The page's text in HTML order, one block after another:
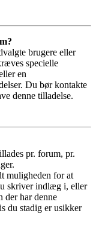
brugere eller
specielle
en
Du bør kontakte
denne tilladelse.
pr. forum, pr.
muligheden for at
skriver indlæg i, eller
der har denne
du stadig er usikker